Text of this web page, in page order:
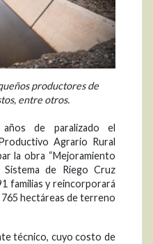
productores de
entre otros.
de paralizado el
Agrario Rural
la obra “Mejoramiento
de Riego Cruz
familias y reincorporará
hectáreas de terreno
técnico, cuyo costo de